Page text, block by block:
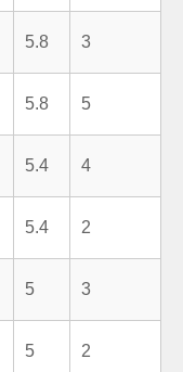
5.8 3
5.8 5
5.4 4
5.4 2
5 3
5 2